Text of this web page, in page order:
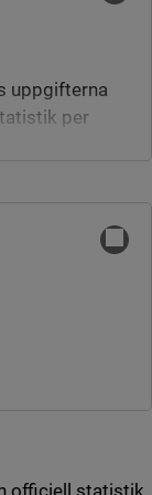
uppgifterna
per